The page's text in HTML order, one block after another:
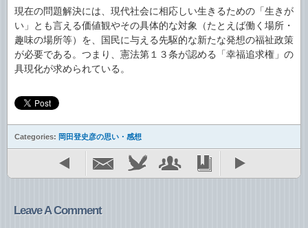
現在の問題解決には、現代社会に相応しい生きるための「生きが
い」とも言える価値観やその具体的な対象（たとえば働く場所・
趣味の場所等）を、国民に与える先駆的な新たな発想の福祉政策
が必要である。つまり、憲法第１３条が認める「幸福追求権」の
具現化が求められている。
Categories: 岡田登史彦の思い・感想
Leave A Comment